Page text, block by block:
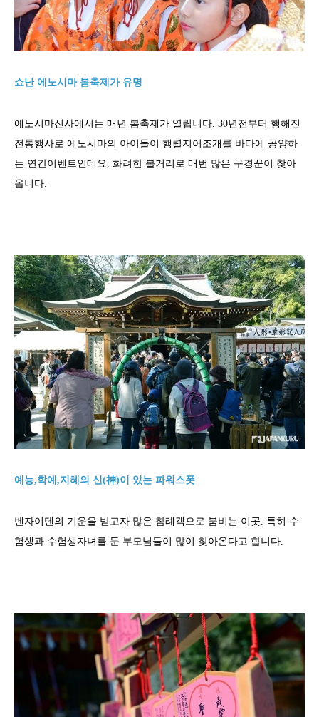
쇼난 에노시마 봄축제가 유명
에노시마신사에서는 매년 봄축제가 열립니다. 30년전부터 행해진
전통행사로 에노시마의 아이들이 행렬지어조개를 바다에 공양하
는 연간이벤트인데요, 화려한 볼거리로 매번 많은 구경꾼이 찾아
옵니다.
예능,학예,지혜의 신(神)이 있는 파워스폿
벤자이텐의 기운을 받고자 많은 참례객으로 붐비는 이곳. 특히 수
험생과 수험생자녀를 둔 부모님들이 많이 찾아온다고 합니다.